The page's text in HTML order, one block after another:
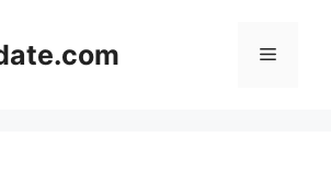
Menu